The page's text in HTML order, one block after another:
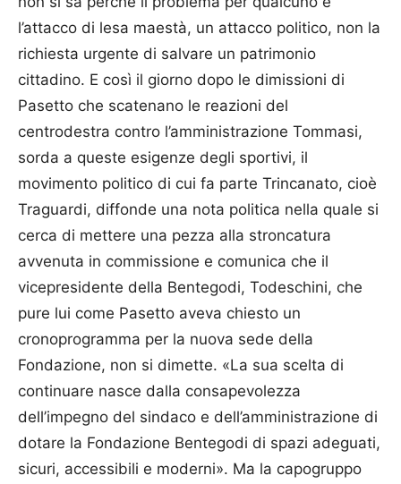
l’attacco di lesa maestà, un attacco politico, non la
richiesta urgente di salvare un patrimonio
cittadino. E così il giorno dopo le dimissioni di
Pasetto che scatenano le reazioni del
centrodestra contro l’amministrazione Tommasi,
sorda a queste esigenze degli sportivi, il
movimento politico di cui fa parte Trincanato, cioè
Traguardi, diffonde una nota politica nella quale si
cerca di mettere una pezza alla stroncatura
avvenuta in commissione e comunica che il
vicepresidente della Bentegodi, Todeschini, che
pure lui come Pasetto aveva chiesto un
cronoprogramma per la nuova sede della
Fondazione, non si dimette. «La sua scelta di
continuare nasce dalla consapevolezza
dell’impegno del sindaco e dell’amministrazione di
dotare la Fondazione Bentegodi di spazi adeguati,
sicuri, accessibili e moderni». Ma la capogruppo